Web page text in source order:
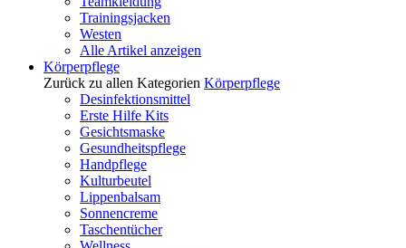
Trainingsjacken
Westen
Alle Artikel anzeigen
Körperpflege
Zurück zu allen Kategorien Körperpflege
Desinfektionsmittel
Erste Hilfe Kits
Gesichtsmaske
Gesundheitspflege
Handpflege
Kulturbeutel
Lippenbalsam
Sonnencreme
Taschentücher